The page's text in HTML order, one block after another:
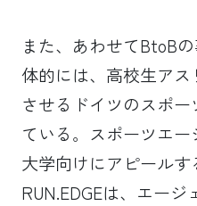
また、あわせてBtoB
体的には、高校生ア
させるドイツのスポ
ている。スポーツエ
大学向けにアピールす
RUN.EDGEは、エー